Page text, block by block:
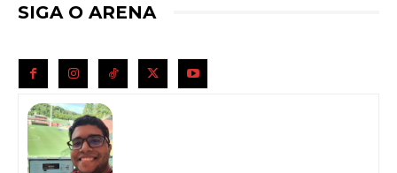
SIGA O ARENA